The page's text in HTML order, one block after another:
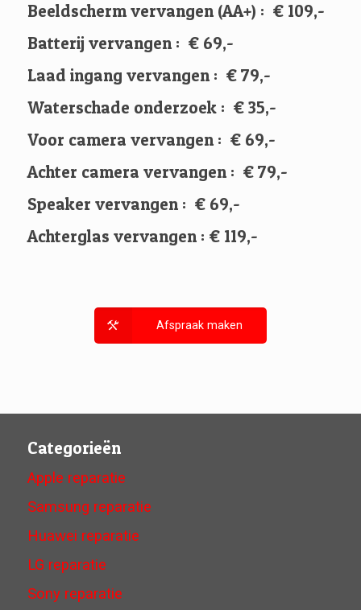
Beeldscherm vervangen (AA+) : € 109,-
Batterij vervangen : € 69,-
Laad ingang vervangen : € 79,-
Waterschade onderzoek : € 35,-
Voor camera vervangen : € 69,-
Achter camera vervangen : € 79,-
Speaker vervangen : € 69,-
Achterglas vervangen : € 119,-
Afspraak maken
Categorieën
Apple reparatie
Samsung reparatie
Huawei reparatie
LG reparatie
Sony reparatie